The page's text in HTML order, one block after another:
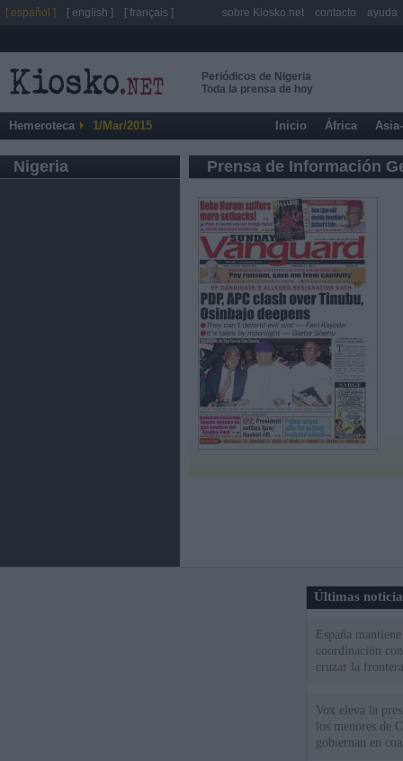
Periódicos de Nigeria
Toda la prensa de hoy
Hemeroteca 1/Mar/2015 Inicio África
Nigeria Prensa de Información
Últimas
España
coordinación
cruzar la
Vox eleva la
los menores de
gobiernan en
[ español ] [ english ] [ français ] sobre Kiosko.net contacto ayuda